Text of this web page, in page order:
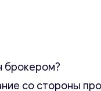
брокером?
со стороны